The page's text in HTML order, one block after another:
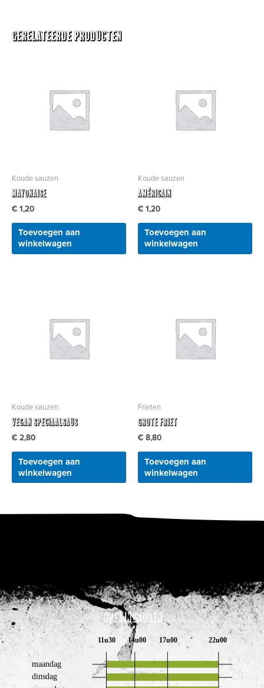
Gerelateerde producten
Koude sauzen
Mayonaise
€ 1,20
Toevoegen aan
winkelwagen
Koude sauzen
Américain
€ 1,20
Toevoegen aan
winkelwagen
Koude sauzen
Vegan speciaalsaus
€ 2,80
Toevoegen aan
winkelwagen
Frieten
Grote Friet
€ 8,80
Toevoegen aan
winkelwagen
Openingsuren